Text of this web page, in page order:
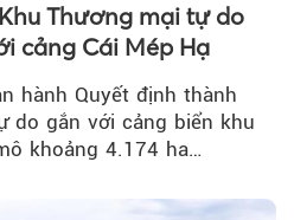
Thương mại tự do
cảng Cái Mép Hạ
hành Quyết định thành
do gắn với cảng biển khu
khoảng 4.174 ha…